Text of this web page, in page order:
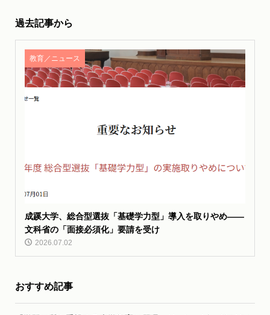
過去記事から
教育／ニュース
成蹊大学、総合型選抜「基礎学力型」導入を取りやめ——
文科省の「面接必須化」要請を受け
2026.07.02
おすすめ記事